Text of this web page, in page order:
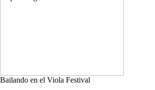
Bailando en el Viola Festival